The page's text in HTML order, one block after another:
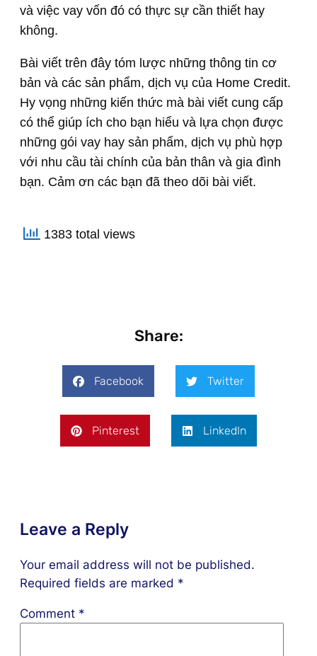
và việc vay vốn đó có thực sự cần thiết hay
không.
Bài viết trên đây tóm lược những thông tin cơ
bản và các sản phẩm, dịch vụ của Home Credit.
Hy vọng những kiến thức mà bài viết cung cấp
có thể giúp ích cho bạn hiểu và lựa chọn được
những gói vay hay sản phẩm, dịch vụ phù hợp
với nhu cầu tài chính của bản thân và gia đình
bạn. Cảm ơn các bạn đã theo dõi bài viết.
1383 total views
Share:
Facebook Twitter
Pinterest LinkedIn
Leave a Reply
Your email address will not be published.
Required fields are marked *
Comment *